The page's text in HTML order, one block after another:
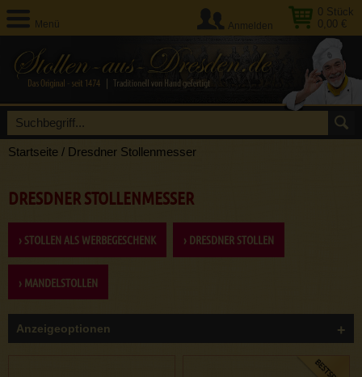
Menü
0 Stück
0,00 €
Anmelden
Startseite / Dresdner Stollenmesser
DRESDNER STOLLENMESSER
› STOLLEN ALS WERBEGESCHENK › DRESDNER STOLLEN
› MANDELSTOLLEN
Anzeigeoptionen